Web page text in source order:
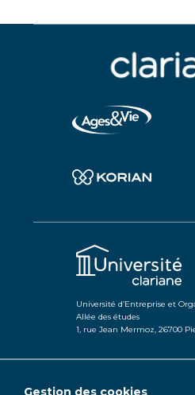
Université d’Entreprise et
Allée des études
1, rue Jean Mermoz, 26700
Gestion des cookies